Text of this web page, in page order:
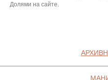
Долями на сайте.
ПОЛИТИКА ИСПОЛЬЗОВАНИЯ